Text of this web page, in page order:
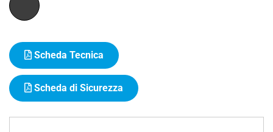
Scheda Tecnica
Scheda di Sicurezza